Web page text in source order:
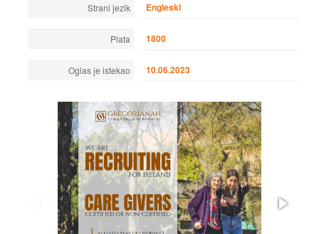
Strani jezik Engleski
Plata 1800
Oglas je istekao 10.06.2023